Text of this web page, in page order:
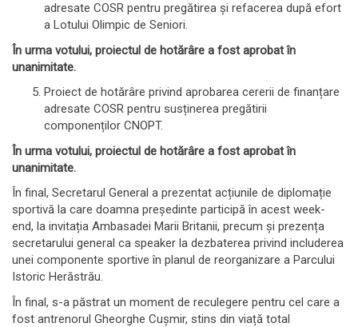
adresate COSR pentru pregătirea și refacerea după efort
a Lotului Olimpic de Seniori.
În urma votului, proiectul de hotărâre a fost aprobat în
unanimitate.
Proiect de hotărâre privind aprobarea cererii de finanțare
adresate COSR pentru susținerea pregătirii
componenților CNOPT.
În urma votului, proiectul de hotărâre a fost aprobat în
unanimitate.
În final, Secretarul General a prezentat acțiunile de diplomație
sportivă la care doamna președinte participă în acest week-
end, la invitația Ambasadei Marii Britanii, precum și prezența
secretarului general ca speaker la dezbaterea privind includerea
unei componente sportive în planul de reorganizare a Parcului
Istoric Herăstrău.
În final, s-a păstrat un moment de reculegere pentru cel care a
fost antrenorul Gheorghe Cușmir, stins din viață total